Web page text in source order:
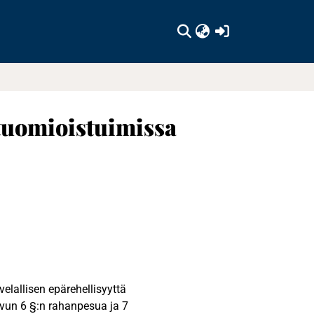
epärehellisyyttä
6 §:n rahanpesua ja 7